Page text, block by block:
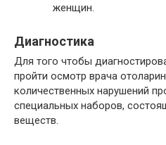
женщин.
Диагностика
Для того чтобы
пройти осмотр врача
количественных нарушений
специальных наборов,
веществ.